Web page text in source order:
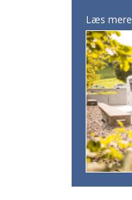
Læs mere